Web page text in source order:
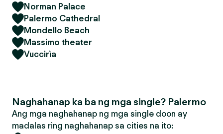
Norman Palace
Palermo Cathedral
Mondello Beach
Massimo theater
Vuccirìa
Naghahanap ka ba ng mga single? Palermo
Ang mga naghahanap ng mga single doon ay
madalas ring naghahanap sa cities na ito: